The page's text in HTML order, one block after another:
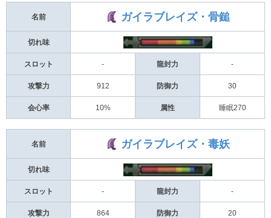
名前 ガイラブレイズ・骨鎚
切れ味
スロット - 龍封力 -
攻撃力 912 防御力 30
会心率 10% 属性 睡眠270
名前 ガイラブレイズ・毒妖
切れ味
スロット - 龍封力 -
攻撃力 864 防御力 20